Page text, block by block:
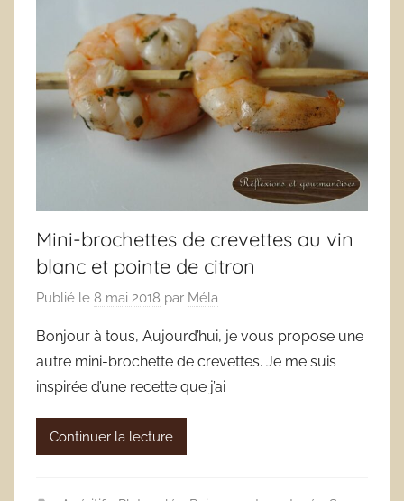
Mini-brochettes de crevettes au vin
blanc et pointe de citron
Publié le 8 mai 2018 par Méla
Bonjour à tous, Aujourd’hui, je vous propose une
autre mini-brochette de crevettes. Je me suis
inspirée d’une recette que j’ai
Continuer la lecture